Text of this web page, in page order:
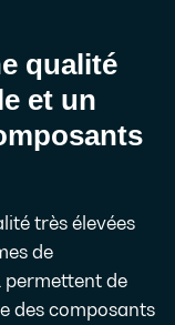
qualité
et un
très élevées
de
permettent de
des composants